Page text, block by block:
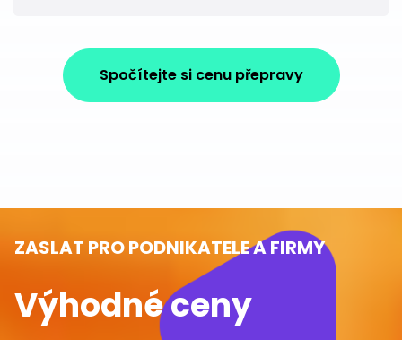
Spočítejte si cenu přepravy
ZASLAT PRO PODNIKATELE A FIRMY
Výhodné ceny